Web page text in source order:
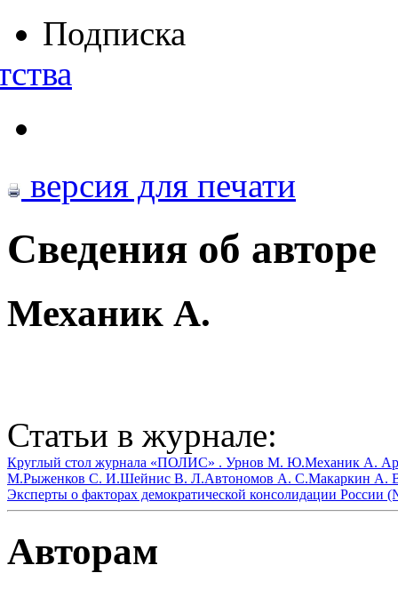
Подписка
версия для печати
Сведения об авторе
Механик А.
Статьи в журнале:
Круглый стол журнала «ПОЛИС» . Урнов М. Ю.Механик А.
М.Рыженков С. И.Шейнис В. Л.Автономов А. С.Макаркин А.
Эксперты о факторах демократической консолидации России
Авторам